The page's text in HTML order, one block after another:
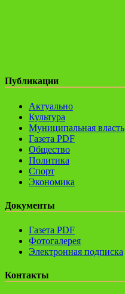
Публикации
Актуально
Культура
Муниципальная власть
Газета PDF
Общество
Политика
Спорт
Экономика
Документы
Газета PDF
Фотогалерея
Электронная подписка
Контакты